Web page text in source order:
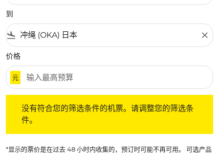
到
flight_land close
价格
元
没有符合您的筛选条件的机票。请调整您的筛选条
件。
*显示的票价是在过去 48 小时内收集的，预订时可能不再可用。 可选产品